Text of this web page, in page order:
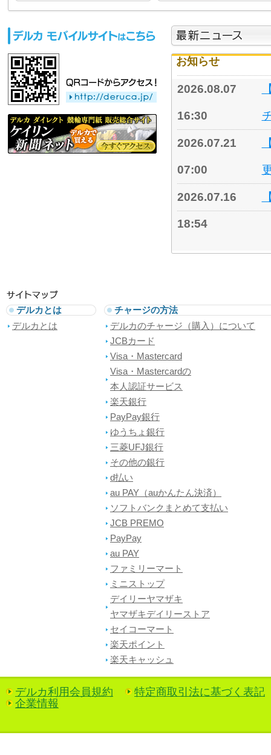
お知らせ
2026.08.07
16:30
2026.07.21
07:00
2026.07.16
18:54
デルカとは
デルカとは
チャージの方法
デルカのチャージ（購入）について
JCBカード
Visa・Mastercard
Visa・Mastercardの
本人認証サービス
楽天銀行
PayPay銀行
ゆうちょ銀行
三菱UFJ銀行
その他の銀行
d払い
au PAY（auかんたん決済）
ソフトバンクまとめて支払い
JCB PREMO
PayPay
au PAY
ファミリーマート
ミニストップ
デイリーヤマザキ
ヤマザキデイリーストア
セイコーマート
楽天ポイント
楽天キャッシュ
デルカ利用会員規約
特定商取引法に基づく表記
企業情報